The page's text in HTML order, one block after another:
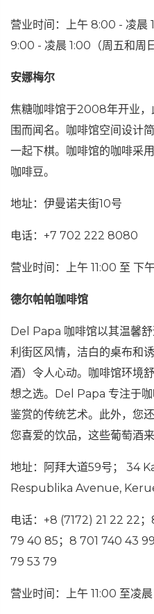
营业时间：上午 8:00 - 凌晨
9:00 - 凌晨 1:00（周五和周
安娜梅尔
焦糖咖啡馆于2008年开业，
围而闻名。咖啡馆空间设计
一起下棋。咖啡馆的咖啡采
咖啡豆。
地址：伊曼诺夫街10号
电话：+7 702 222 8080
营业时间：上午 11:00 至 下
德尔帕帕咖啡馆
Del Papa 咖啡馆以其温馨
利街区风情，洁白的桌布和
酒）令人心动。咖啡馆环境
想之选。Del Papa 专注于
鉴赏的传统艺术。此外，您
您喜爱的饮品，这些葡萄酒
地址：阿拜大道59号； 34
Respublika Avenue,
电话：+8 (7172) 21 22 22
79 40 85；8 701 740 43
79 53 79
营业时间：上午 11:00 至凌